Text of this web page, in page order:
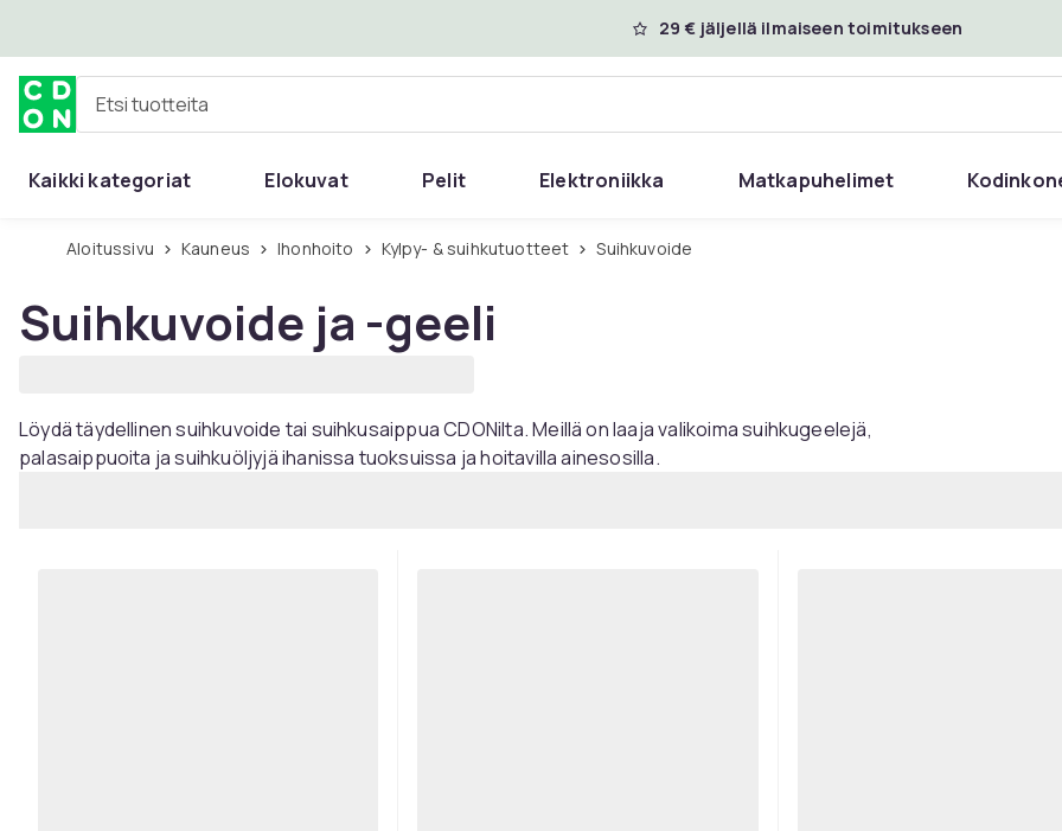
29 € jäljellä ilmaiseen toimitukseen
Etsi tuotteita
Kaikki kategoriat Elokuvat Pelit Elektroniikka Matkapuhelimet
Aloitussivu Kauneus Ihonhoito Kylpy- & suihkutuotteet Suihkuvoide
Suihkuvoide ja -geeli
Löydä täydellinen suihkuvoide tai suihkusaippua CDONilta. Meillä on laaja valikoima suihkugeelejä,
palasaippuoita ja suihkuöljyjä ihanissa tuoksuissa ja hoitavilla ainesosilla.